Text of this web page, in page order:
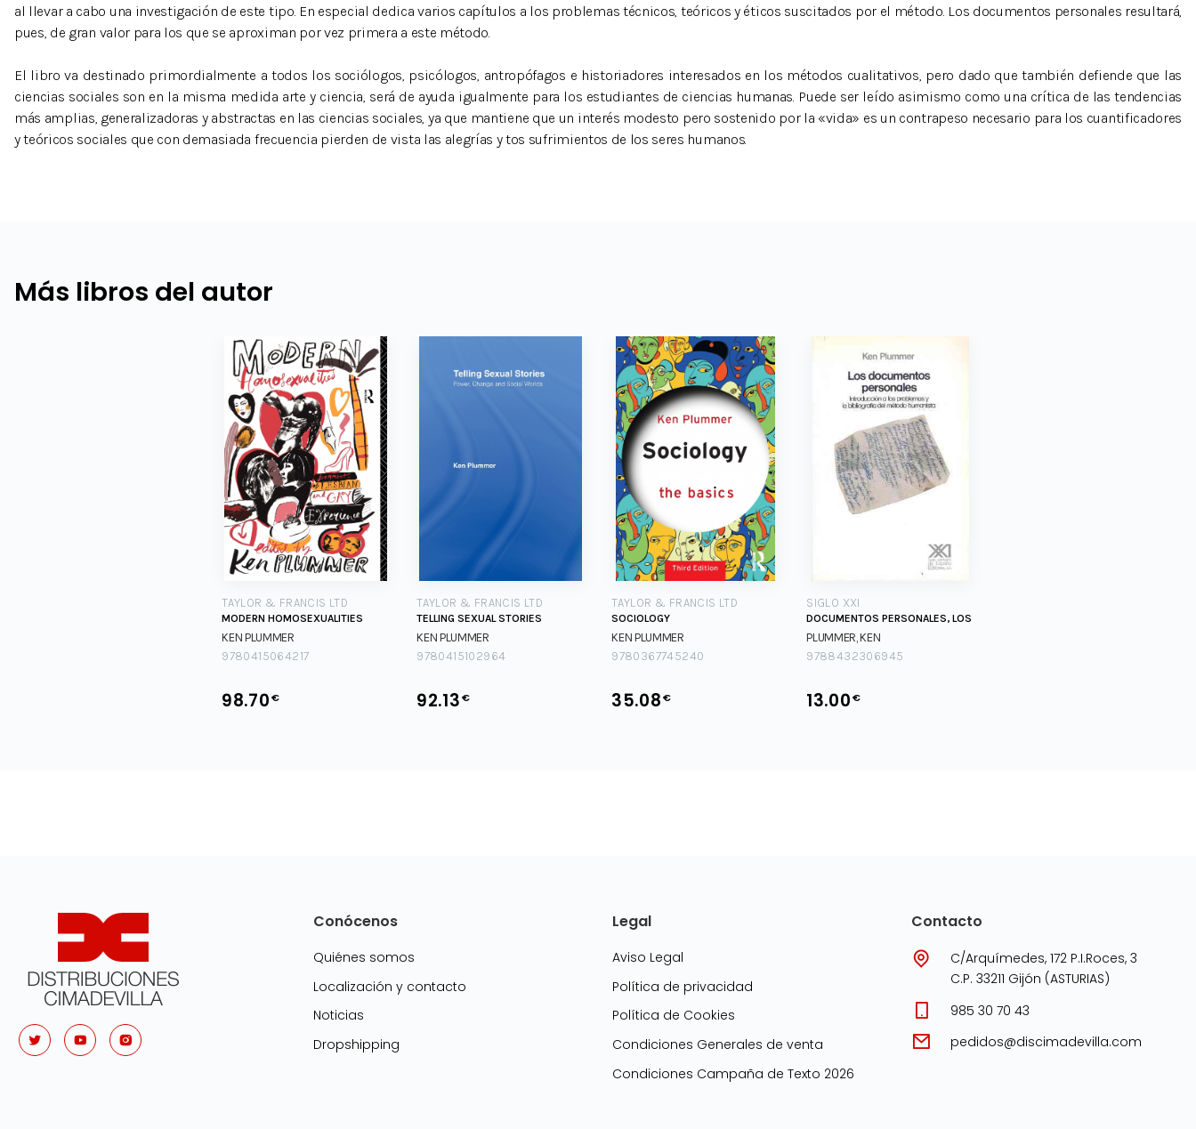
al llevar a cabo una investigación de este tipo. En especial dedica varios capítulos a los problemas técnicos, teóricos y éticos suscitados por el método. Los documentos personales resultará,
pues, de gran valor para los que se aproximan por vez primera a este método.
El libro va destinado primordialmente a todos los sociólogos, psicólogos, antropófagos e historiadores interesados en los métodos cualitativos, pero dado que también defiende que las
ciencias sociales son en la misma medida arte y ciencia, será de ayuda igualmente para los estudiantes de ciencias humanas. Puede ser leído asimismo como una crítica de las tendencias
más amplias, generalizadoras y abstractas en las ciencias sociales, ya que mantiene que un interés modesto pero sostenido por la «vida» es un contrapeso necesario para los cuantificadores
y teóricos sociales que con demasiada frecuencia pierden de vista las alegrías y tos sufrimientos de los seres humanos.
Más libros del autor
TAYLOR & FRANCIS LTD
MODERN HOMOSEXUALITIES
KEN PLUMMER
9780415064217
98.70€
TAYLOR & FRANCIS LTD
TELLING SEXUAL STORIES
KEN PLUMMER
9780415102964
92.13€
TAYLOR & FRANCIS LTD
SOCIOLOGY
KEN PLUMMER
9780367745240
35.08€
SIGLO XXI
DOCUMENTOS PERSONALES, LOS
PLUMMER, KEN
9788432306945
13.00€
Conócenos
Quiénes somos
Localización y contacto
Noticias
Dropshipping
Legal
Aviso Legal
Política de privacidad
Política de Cookies
Condiciones Generales de venta
Condiciones Campaña de Texto 2026
Contacto
C/Arquímedes, 172 P.I.Roces, 3
C.P. 33211 Gijón (ASTURIAS)
985 30 70 43
pedidos@discimadevilla.com